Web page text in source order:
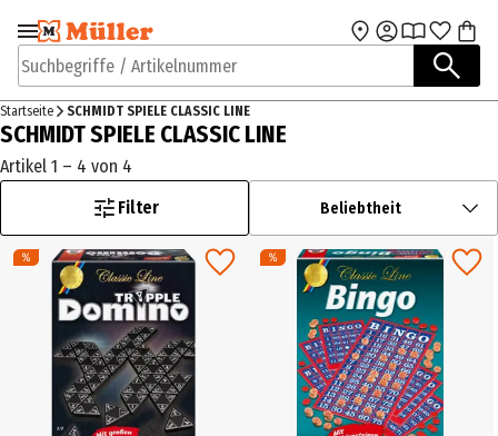
Zur Navigation
springen
Zum Hauptinhalt
Suchbegriffe / Artikelnummer
Startseite SCHMIDT SPIELE CLASSIC LINE
SCHMIDT SPIELE CLASSIC LINE
Artikel 1 – 4 von 4
Filter
Beliebtheit